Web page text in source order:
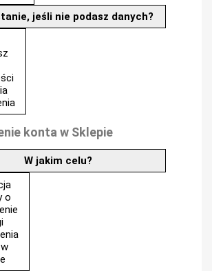
jeśli nie podasz danych?
konta w Sklepie
W jakim celu?
o